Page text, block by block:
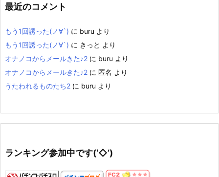
最近のコメント
もう1回誘った(ノ∀`) に buru より
もう1回誘った(ノ∀`) に きっと より
オナノコからメールきた♪2 に buru より
オナノコからメールきた♪2 に 匿名 より
うたわれるものたち2 に buru より
ランキング参加中です(‘◇’)ゞ